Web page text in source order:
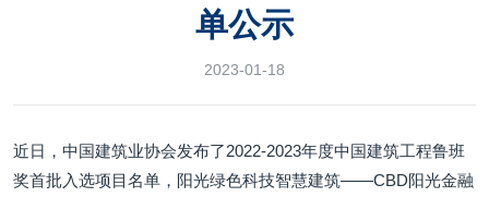
单公示
2023-01-18
近日，中国建筑业协会发布了2022-2023年度中国建筑工程鲁班
奖首批入选项目名单，阳光绿色科技智慧建筑——CBD阳光金融